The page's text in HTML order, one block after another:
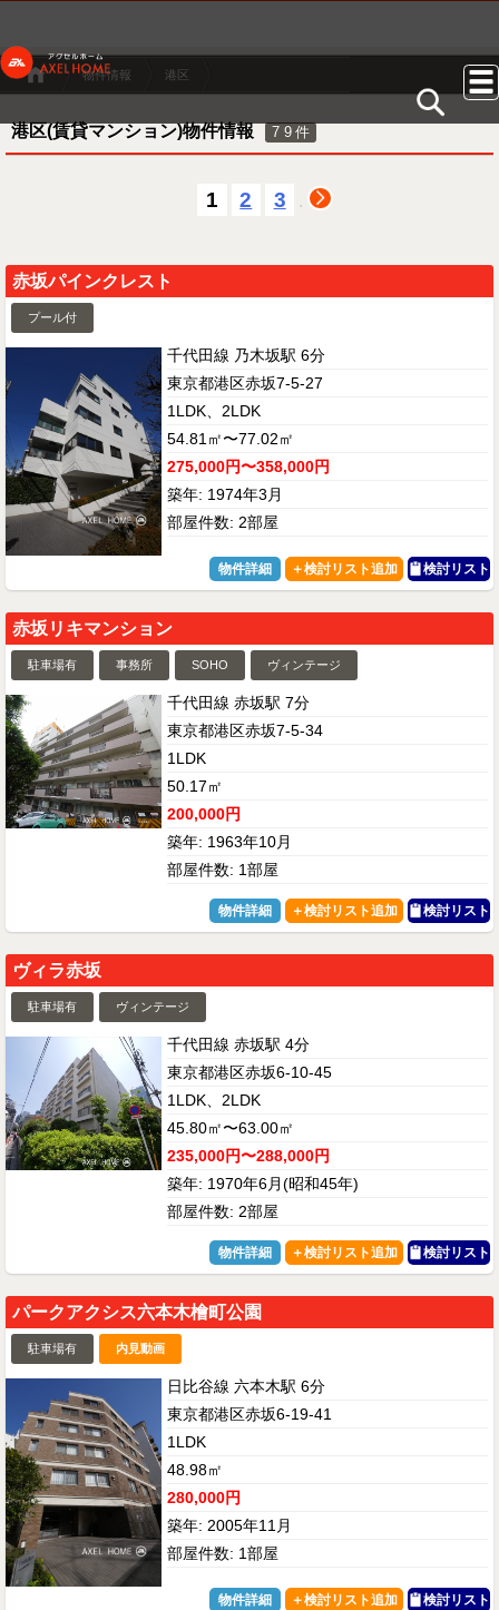
物件情報 港区
港区(賃貸マンション)物件情報 79 件
1 2 3 .
赤坂パインクレスト
プール付
千代田線 乃木坂駅 6分
東京都港区赤坂7-5-27
1LDK、2LDK
54.81㎡〜77.02㎡
275,000円〜358,000円
築年: 1974年3月
部屋件数: 2部屋
物件詳細 検討リスト
赤坂リキマンション
駐車場有 事務所 SOHO ヴィンテージ
千代田線 赤坂駅 7分
東京都港区赤坂7-5-34
1LDK
50.17㎡
200,000円
築年: 1963年10月
部屋件数: 1部屋
物件詳細 検討リスト
ヴィラ赤坂
駐車場有 ヴィンテージ
千代田線 赤坂駅 4分
東京都港区赤坂6-10-45
1LDK、2LDK
45.80㎡〜63.00㎡
235,000円〜288,000円
築年: 1970年6月(昭和45年)
部屋件数: 2部屋
物件詳細 検討リスト
パークアクシス六本木檜町公園
駐車場有 内見動画
日比谷線 六本木駅 6分
東京都港区赤坂6-19-41
1LDK
48.98㎡
280,000円
築年: 2005年11月
部屋件数: 1部屋
物件詳細 検討リスト